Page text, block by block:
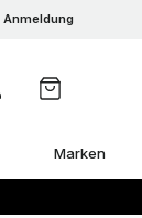
Anmeldung
Marken